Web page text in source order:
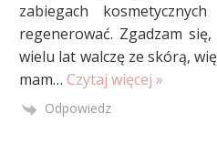
zabiegach
regenerować. Zgadzam
wielu lat walczę ze skórą,
mam… Czytaj więcej »
Odpowiedz